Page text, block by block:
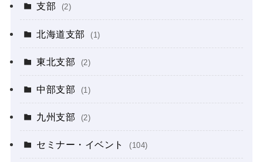
支部 (2)
北海道支部 (1)
東北支部 (2)
中部支部 (1)
九州支部 (2)
セミナー・イベント (104)